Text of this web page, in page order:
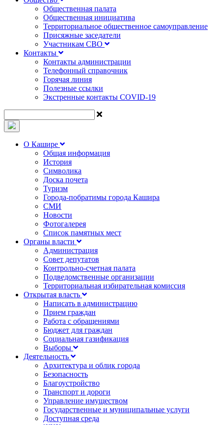
Общественная палата
Общественная инициатива
Территориальное общественное самоуправление
Присяжные заседатели
Участникам СВО
Контакты
Контакты администрации
Телефонный справочник
Горячая линия
Полезные ссылки
Экстренные контакты COVID-19
О Кашире
Общая информация
История
Символика
Доска почета
Туризм
Города-побратимы города Кашира
СМИ
Новости
Фотогалерея
Список памятных мест
Органы власти
Администрация
Совет депутатов
Контрольно-счетная палата
Подведомственные организации
Территориальная избирательная комиссия
Открытая власть
Написать в администрацию
Прием граждан
Работа с обращениями
Бюджет для граждан
Социальная газификация
Выборы
Деятельность
Архитектура и облик города
Безопасность
Благоустройство
Транспорт и дороги
Управление имуществом
Государственные и муниципальные услуги
Доступная среда